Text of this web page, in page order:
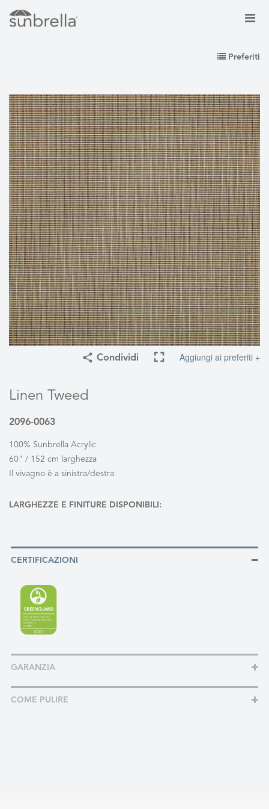
Preferiti
Condividi Aggiungi ai preferiti +
Linen Tweed
2096-0063
100% Sunbrella Acrylic
60" / 152 cm larghezza
Il vivagno è a sinistra/destra
LARGHEZZE E FINITURE DISPONIBILI:
CERTIFICAZIONI
GARANZIA
COME PULIRE